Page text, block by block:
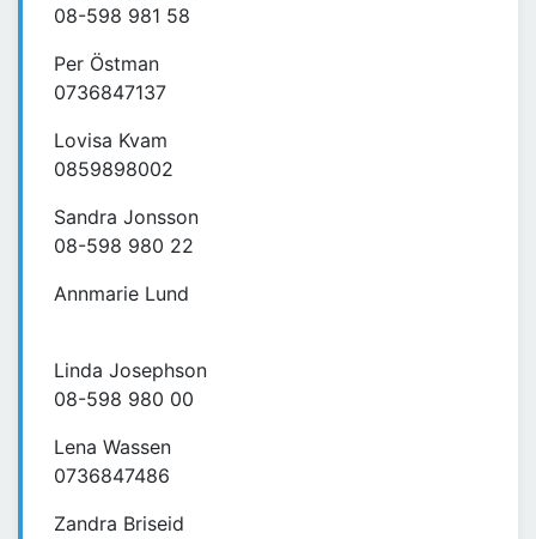
08-598 981 58
Per Östman
0736847137
Lovisa Kvam
0859898002
Sandra Jonsson
08-598 980 22
Annmarie Lund
Linda Josephson
08-598 980 00
Lena Wassen
0736847486
Zandra Briseid